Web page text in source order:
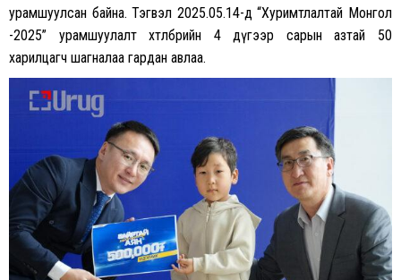
урамшуулсан байна. Тэгвэл 2025.05.14-д “Хуримтлалтай Монгол
-2025” урамшуулалт хөтөлбөрийн 4 дүгээр сарын азтай 50
харилцагч шагналаа гардан авлаа.